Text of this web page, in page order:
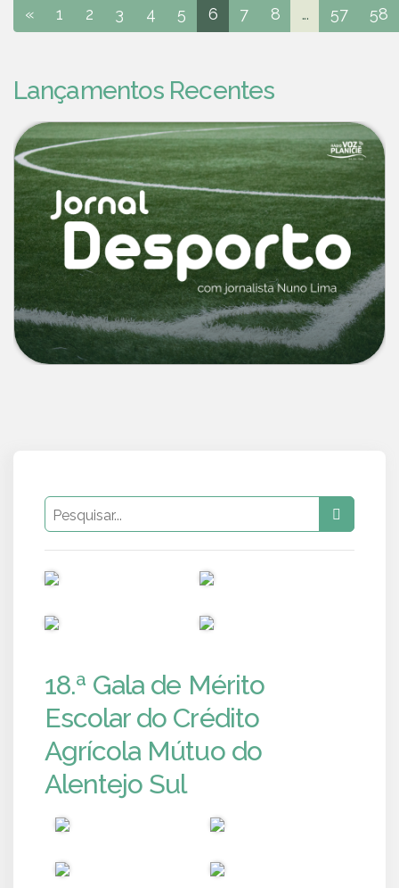
« 1 2 3 4 5 6 7 8 ... 57 58
Lançamentos Recentes
18.ª Gala de Mérito
Escolar do Crédito
Agrícola Mútuo do
Alentejo Sul